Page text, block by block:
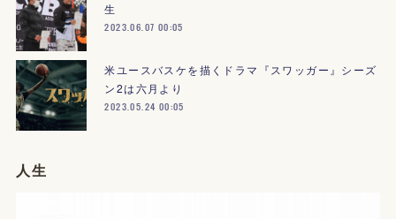
生
2023.06.07 00:05
米ユースバスケを描くドラマ『スワッガー』シーズ
ン2は六月より
2023.05.24 00:05
人生